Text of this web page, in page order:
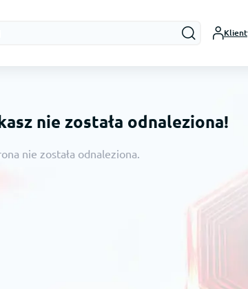
Klient
nie została odnaleziona!
nie została odnaleziona.